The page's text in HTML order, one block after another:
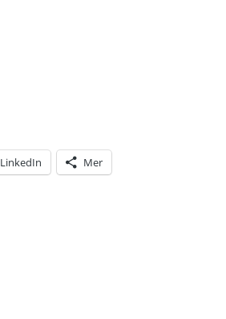
LinkedIn Mer